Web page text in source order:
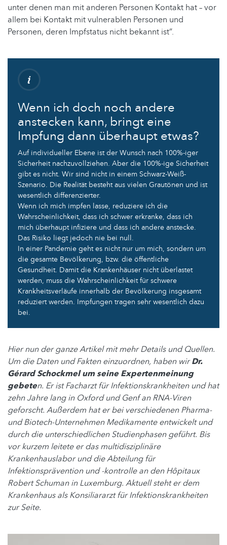
unter denen man mit anderen Personen Kontakt hat – vor
allem bei Kontakt mit vulnerablen Personen und
Personen, deren Impfstatus nicht bekannt ist“.
Wenn ich doch noch andere
anstecken kann, bringt eine
Impfung dann überhaupt etwas?
Auf individueller Ebene ist der Wunsch nach 100%-iger
Sicherheit nachzuvollziehen. Aber die 100%-ige Sicherheit
gibt es nicht. Wir sind nicht in einem Schwarz-Weiß-
Szenario. Die Realität besteht aus vielen Grautönen und ist
wesentlich differenzierter.
Wenn ich mich impfen lasse, reduziere ich die
Wahrscheinlichkeit, dass ich schwer erkranke, dass ich
mich überhaupt infiziere und dass ich andere anstecke.
Das Risiko liegt jedoch nie bei null.
In einer Pandemie geht es nicht nur um mich, sondern um
die gesamte Bevölkerung, bzw. die öffentliche
Gesundheit. Damit die Krankenhäuser nicht überlastet
werden, muss die Wahrscheinlichkeit für schwere
Krankheitsverläufe innerhalb der Bevölkerung insgesamt
reduziert werden. Impfungen tragen sehr wesentlich dazu
bei.
Hier nun der ganze Artikel mit mehr Details und Quellen.
Um die Daten und Fakten einzuordnen, haben wirDr.
Gérard Schockmel um seine Expertenmeinung
gebeten. Er ist Facharzt für Infektionskrankheiten und hat
zehn Jahre lang in Oxford und Genf an RNA-Viren
geforscht. Außerdem hat er bei verschiedenen Pharma-
und Biotech-Unternehmen Medikamente entwickelt und
durch die unterschiedlichen Studienphasen geführt. Bis
vor kurzem leitete er das multidisziplinäre
Krankenhauslabor und die Abteilung für
Infektionsprävention und -kontrolle an den Hôpitaux
Robert Schuman in Luxemburg. Aktuell steht er dem
Krankenhaus als Konsiliararzt für Infektionskrankheiten
zur Seite.